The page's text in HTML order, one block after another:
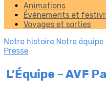
Animations
Événements et
Voyages et sorties
Notre histoire Notre équipe
Presse
L’Équipe – AVF